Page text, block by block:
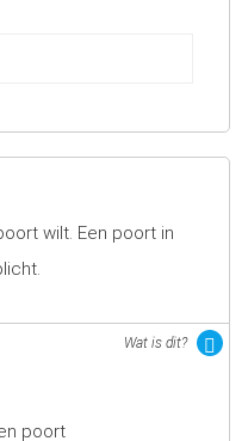
wilt. Een poort in
Wat is dit?
poort